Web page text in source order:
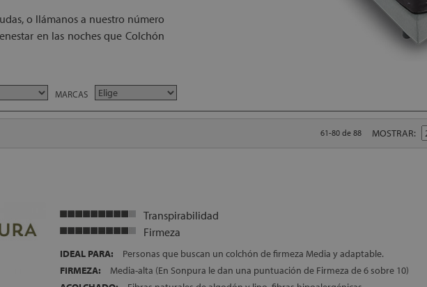
o llámanos a nuestro número
en las noches que Colchón
MARCAS
61-80 de 88 MOSTRAR
Transpirabilidad
Firmeza
IDEAL PARA:
Personas que buscan un colchón de firmeza Media y adaptable.
FIRMEZA:
Media-alta (En Sonpura le dan una puntuación de Firmeza de 6 sobre 10)